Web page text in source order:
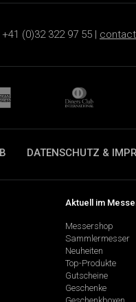
(0)32 322 97 55 |
DATENSCHUTZ &
Aktuell im
Messershop
Sammlermesser
Neuheiten
Top-Produkte
Gutscheine
Geschenke